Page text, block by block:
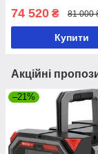
74 520 ₴ 81 000
Купити
Акційні
–21%